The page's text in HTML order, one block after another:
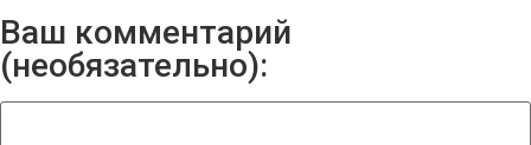
Ваш комментарий
(необязательно):